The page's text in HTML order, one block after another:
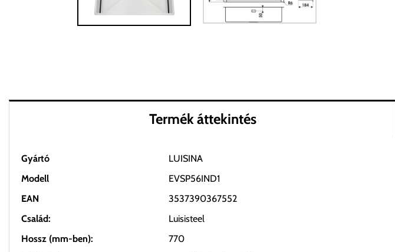
Termék áttekintés
Gyártó
LUISINA
Modell
EVSP56IND1
EAN
3537390367552
Család:
Luisisteel
Hossz (mm-ben):
770